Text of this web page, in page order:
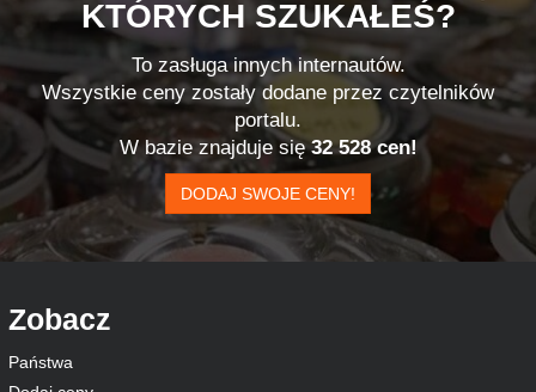
KTÓRYCH SZUKAŁEŚ?
To zasługa innych internautów.
Wszystkie ceny zostały dodane przez czytelników
portalu.
W bazie znajduje się32 528 cen!
DODAJ SWOJE CENY!
Zobacz
Państwa